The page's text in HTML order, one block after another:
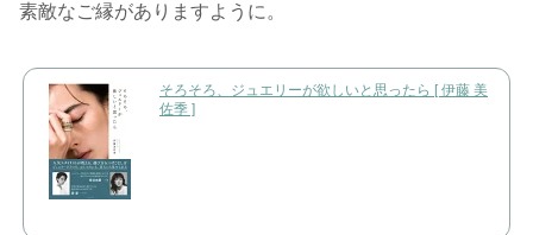
素敵なご縁がありますように。
そろそろ、ジュエリーが欲しいと思ったら [ 伊藤 美
佐季 ]